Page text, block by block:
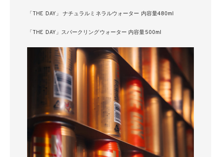
「THE DAY」 ナチュラルミネラルウォーター 内容量480ml
「THE DAY」スパークリングウォーター 内容量500ml